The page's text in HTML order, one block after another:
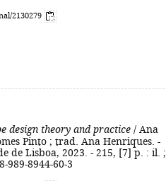
2130279
design theory and practice / Ana
Pinto ; trad. Ana Henriques. -
de Lisboa, 2023. - 215, [7] p. : il.
989-8944-60-3